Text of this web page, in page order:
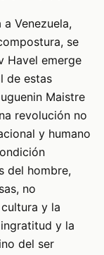
Venezuela,
se
Havel emerge
de estas
Maistre
revolución no
y humano
del hombre,
no
y la
y la
del ser